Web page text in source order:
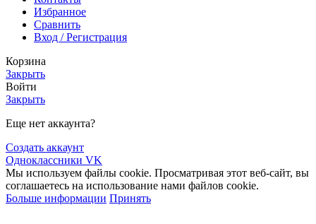
Избранное
Сравнить
Вход / Регистрация
Корзина
Закрыть
Войти
Закрыть
Еще нет аккаунта?
Создать аккаунт
Одноклассники VK
Мы используем файлы cookie. Просматривая этот веб-сайт, вы
соглашаетесь на использование нами файлов cookie.
Больше информации Принять